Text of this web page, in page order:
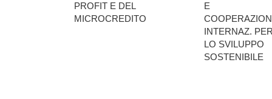
PROFIT E DEL
MICROCREDITO
E
INTERNAZ.
LO SVILUPPO
SOSTENIBILE